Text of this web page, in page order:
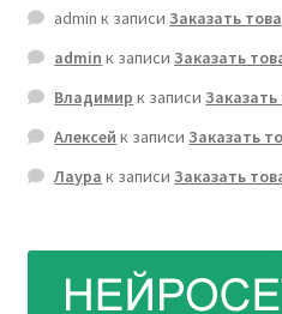
admin к записиЗаказать
admin к записиЗаказать
Владимир к записи
Алексей к записиЗаказать
Лаура к записиЗаказать